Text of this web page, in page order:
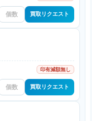
買取リクエスト
印有減額無し
買取リクエスト